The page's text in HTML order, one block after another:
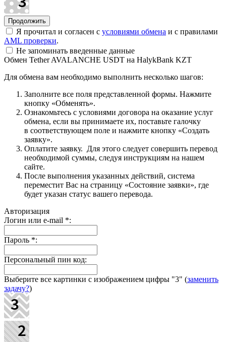
Я прочитал и согласен с условиями обмена и с правилами
AML проверки.
Не запоминать введенные данные
Обмен Tether AVALANCHE USDT на HalykBank KZT
Для обмена вам необходимо выполнить несколько шагов:
Заполните все поля представленной формы. Нажмите
кнопку «Обменять».
Ознакомьтесь с условиями договора на оказание услуг
обмена, если вы принимаете их, поставьте галочку
в соответствующем поле и нажмите кнопку «Создать
заявку».
Оплатите заявку. Для этого следует совершить перевод
необходимой суммы, следуя инструкциям на нашем
сайте.
После выполнения указанных действий, система
переместит Вас на страницу «Состояние заявки», где
будет указан статус вашего перевода.
Авторизация
Логин или e-mail *:
Пароль *:
Персональный пин код:
Выберите все картинки с изображением цифры "3" (заменить
задачу?)